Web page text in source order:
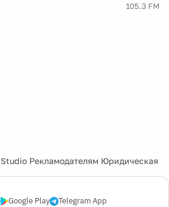
105.3 FM
Рекламодателям Юридическая
Google Play Telegram App